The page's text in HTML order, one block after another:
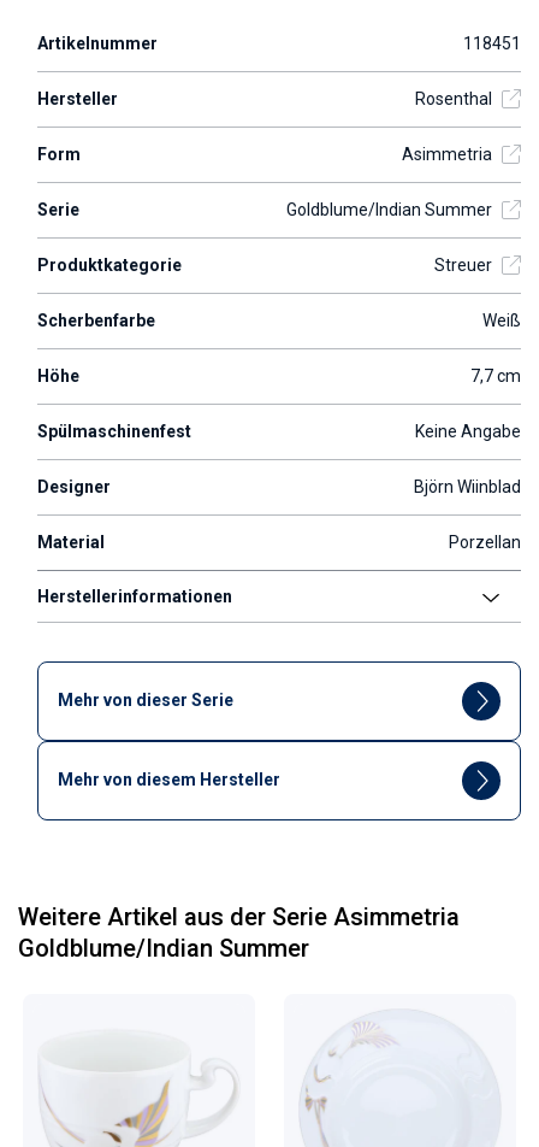
Artikelnummer 118451
Hersteller Rosenthal
Form Asimmetria
Serie Goldblume/Indian Summer
Produktkategorie Streuer
Scherbenfarbe Weiß
Höhe 7,7 cm
Spülmaschinenfest Keine Angabe
Designer Björn Wiinblad
Material Porzellan
Herstellerinformationen
Mehr von dieser Serie
Mehr von diesem Hersteller
Weitere Artikel aus der Serie Asimmetria
Goldblume/Indian Summer